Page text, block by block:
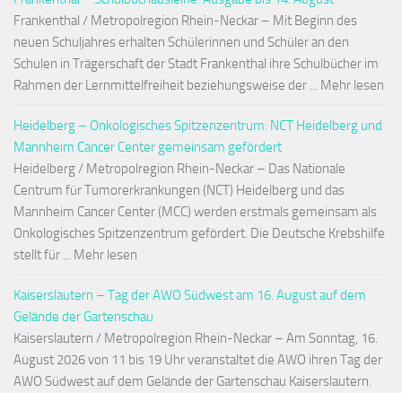
Frankenthal / Metropolregion Rhein-Neckar – Mit Beginn des
neuen Schuljahres erhalten Schülerinnen und Schüler an den
Schulen in Trägerschaft der Stadt Frankenthal ihre Schulbücher im
Rahmen der Lernmittelfreiheit beziehungsweise der ... Mehr lesen
Heidelberg – Onkologisches Spitzenzentrum: NCT Heidelberg und
Mannheim Cancer Center gemeinsam gefördert
Heidelberg / Metropolregion Rhein-Neckar – Das Nationale
Centrum für Tumorerkrankungen (NCT) Heidelberg und das
Mannheim Cancer Center (MCC) werden erstmals gemeinsam als
Onkologisches Spitzenzentrum gefördert. Die Deutsche Krebshilfe
stellt für ... Mehr lesen
Kaiserslautern – Tag der AWO Südwest am 16. August auf dem
Gelände der Gartenschau
Kaiserslautern / Metropolregion Rhein-Neckar – Am Sonntag, 16.
August 2026 von 11 bis 19 Uhr veranstaltet die AWO ihren Tag der
AWO Südwest auf dem Gelände der Gartenschau Kaiserslautern.